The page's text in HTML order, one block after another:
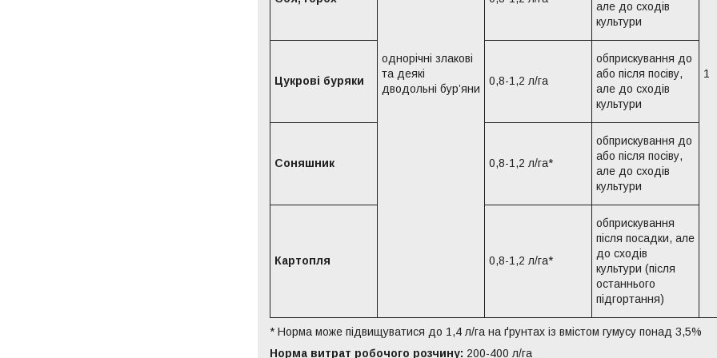
однорічні злакові
та деякі
дводольні бур’яни
1
але до сходів
культури
Цукрові буряки 0,8-1,2 л/га
обприскування до
або після посіву,
але до сходів
культури
Соняшник 0,8-1,2 л/га*
обприскування до
або після посіву,
але до сходів
культури
Картопля 0,8-1,2 л/га*
обприскування
після посадки, але
до сходів
культури (після
останнього
підгортання)
* Норма може підвищуватися до 1,4 л/га на ґрунтах із вмістом гумусу понад 3,5%
Норма витрат робочого розчину: 200-400 л/га